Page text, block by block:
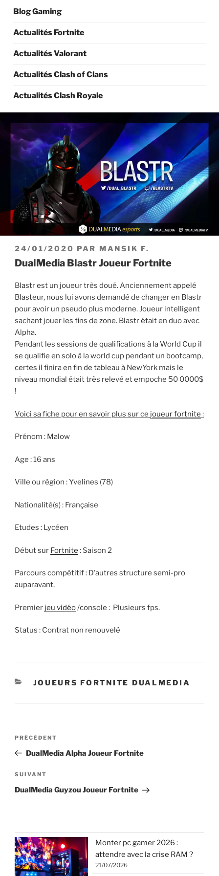
Blog Gaming
Actualités Fortnite
Actualités Valorant
Actualités Clash of Clans
Actualités Clash Royale
PUBLIÉ
LE
24/01/2020 PAR MANSIK F.
DualMedia Blastr Joueur Fortnite
Blastr est un joueur très doué. Anciennement appelé
Blasteur, nous lui avons demandé de changer en Blastr
pour avoir un pseudo plus moderne. Joueur intelligent
sachant jouer les fins de zone. Blastr était en duo avec
Alpha.
Pendant les sessions de qualifications à la World Cup il
se qualifie en solo à la world cup pendant un bootcamp,
certes il finira en fin de tableau à NewYork mais le
niveau mondial était très relevé et empoche 50 0000$
!
Voici sa fiche pour en savoir plus sur ce joueur fortnite :
Prénom : Malow
Age : 16 ans
Ville ou région : Yvelines (78)
Nationalité(s) : Française
Etudes : Lycéen
Début sur Fortnite : Saison 2
Parcours compétitif : D’autres structure semi-pro
auparavant.
Premier jeu vidéo/console : Plusieurs fps.
Status : Contrat non renouvelé
CATÉGORIES
JOUEURS FORTNITE DUALMEDIA
Navigation
l’article
Article
précédent
PRÉCÉDENT
DualMedia Alpha Joueur Fortnite
Article
suivant
SUIVANT
DualMedia Guyzou Joueur Fortnite
Monter pc gamer 2026 :
attendre avec la crise RAM ?
21/07/2026